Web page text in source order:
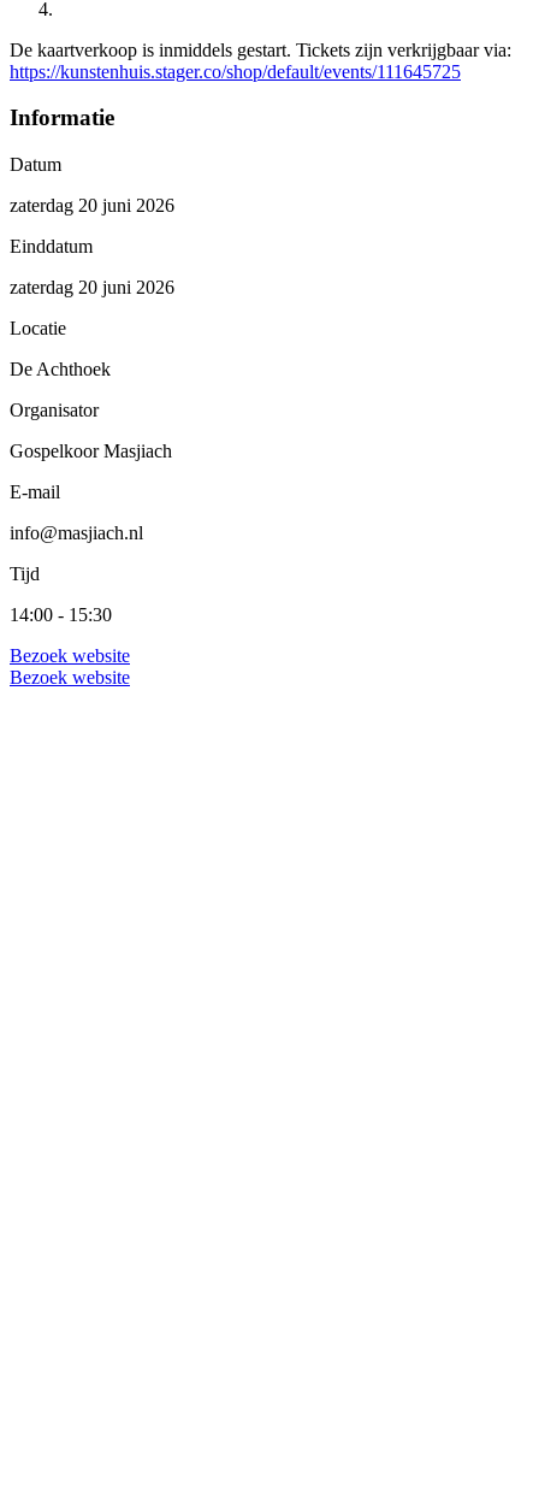
De kaartverkoop is inmiddels gestart. Tickets zijn verkrijgbaar via:
https://kunstenhuis.stager.co/shop/default/events/111645725
Informatie
Datum
zaterdag 20 juni 2026
Einddatum
zaterdag 20 juni 2026
Locatie
De Achthoek
Organisator
Gospelkoor Masjiach
E-mail
info@masjiach.nl
Tijd
14:00 - 15:30
Bezoek website
Bezoek website